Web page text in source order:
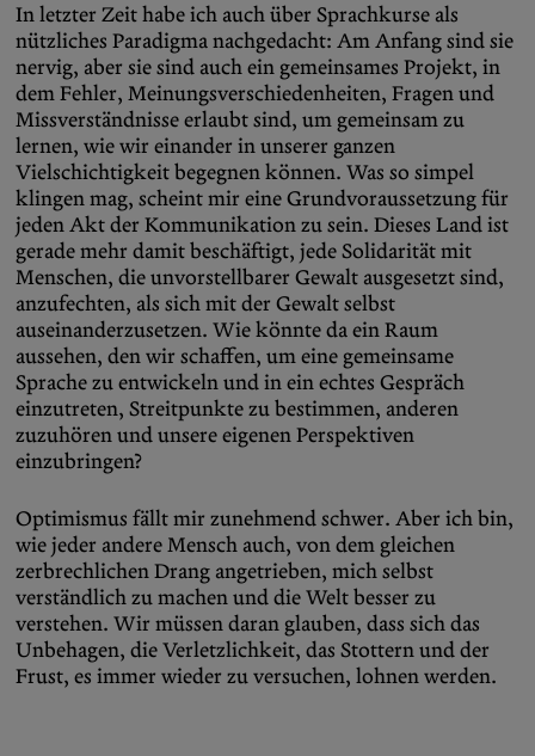
In letzter Zeit habe ich auch über Sprachkurse als
nützliches Paradigma nachgedacht: Am Anfang sind sie
nervig, aber sie sind auch ein gemeinsames Projekt, in
dem Fehler, Meinungsverschiedenheiten, Fragen und
Missverständnisse erlaubt sind, um gemeinsam zu
lernen, wie wir einander in unserer ganzen
Vielschichtigkeit begegnen können. Was so simpel
klingen mag, scheint mir eine Grundvoraussetzung für
jeden Akt der Kommunikation zu sein. Dieses Land ist
gerade mehr damit beschäftigt, jede Solidarität mit
Menschen, die unvorstellbarer Gewalt ausgesetzt sind,
anzufechten, als sich mit der Gewalt selbst
auseinanderzusetzen. Wie könnte da ein Raum
aussehen, den wir schaffen, um eine gemeinsame
Sprache zu entwickeln und in ein echtes Gespräch
einzutreten, Streitpunkte zu bestimmen, anderen
zuzuhören und unsere eigenen Perspektiven
einzubringen?
Optimismus fällt mir zunehmend schwer. Aber ich bin,
wie jeder andere Mensch auch, von dem gleichen
zerbrechlichen Drang angetrieben, mich selbst
verständlich zu machen und die Welt besser zu
verstehen. Wir müssen daran glauben, dass sich das
Unbehagen, die Verletzlichkeit, das Stottern und der
Frust, es immer wieder zu versuchen, lohnen werden.